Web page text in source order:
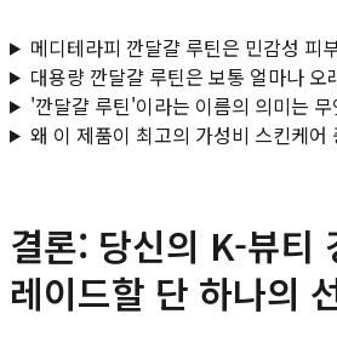
메디테라피 깐달걀 루틴은 민감성 피
대용량 깐달걀 루틴은 보통 얼마나 오
'깐달걀 루틴'이라는 이름의 의미는
왜 이 제품이 최고의 가성비 스킨케어
결론: 당신의 K-뷰티
레이드할 단 하나의